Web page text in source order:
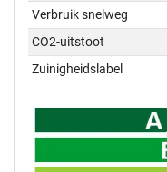
Verbruik snelweg
CO2-uitstoot
Zuinigheidslabel